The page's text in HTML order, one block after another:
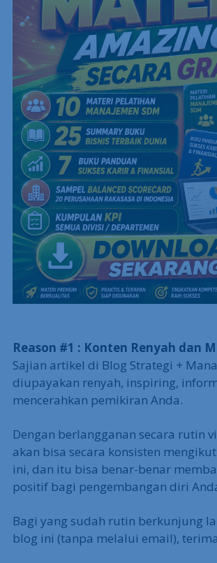
Reason #1 : Konten Renyah dan
Sajian artikel di Blog Strategi +
diupayakan renyah, inspiring,
mencerahkan pemikiran Anda.
Dengan berlangganan secara rutin
akan bisa secara konsisten
ini, dan itu bisa benar-benar
positif bagi pengembangan diri
Bagi yang sudah rutin berkunjung
blog ini (tanpa melalui email),